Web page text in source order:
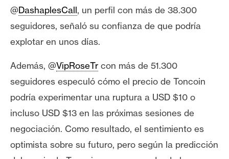
y
P
u
l
i
d
a
d
@DashaplesCall, un perfil con más de 38.300
seguidores, señaló su confianza de que podría
explotar en unos días.
Además, @VipRoseTr con más de 51.300
seguidores especuló cómo el precio de Toncoin
podría experimentar una ruptura a USD $10 o
incluso USD $13 en las próximas sesiones de
negociación. Como resultado, el sentimiento es
optimista sobre su futuro, pero según la predicción